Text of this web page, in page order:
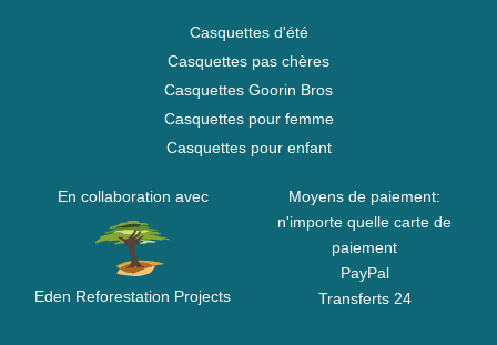
Casquettes d'été
Casquettes pas chères
Casquettes Goorin Bros
Casquettes pour femme
Casquettes pour enfant
En collaboration avec
Eden Reforestation Projects
Moyens de paiement:
n'importe quelle carte de
paiement
PayPal
Transferts 24